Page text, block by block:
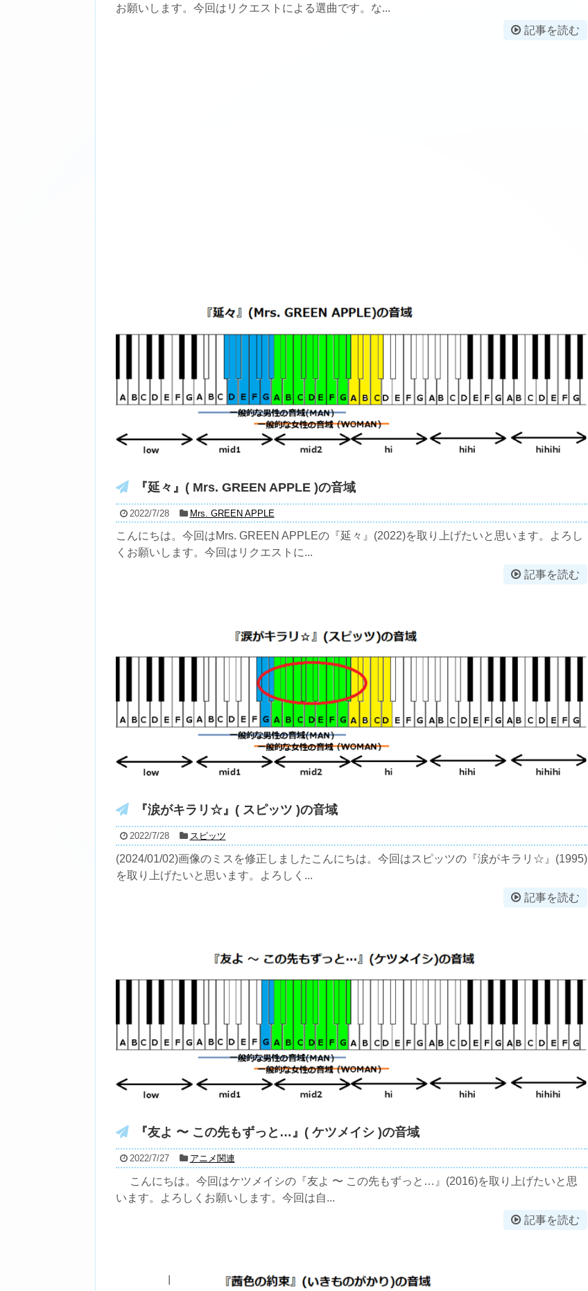
お願いします。今回はリクエストによる選曲です。な...
記事を読む
『延々』( Mrs. GREEN APPLE )の音域
2022/7/28 Mrs. GREEN APPLE
こんにちは。今回はMrs. GREEN APPLEの『延々』(2022)を取り上げたいと思います。よろし
くお願いします。今回はリクエストに...
記事を読む
『涙がキラリ☆』( スピッツ )の音域
2022/7/28 スピッツ
(2024/01/02)画像のミスを修正しましたこんにちは。今回はスピッツの『涙がキラリ☆』(1995)
を取り上げたいと思います。よろしく...
記事を読む
『友よ 〜 この先もずっと…』( ケツメイシ )の音域
2022/7/27 アニメ関連
こんにちは。今回はケツメイシの『友よ 〜 この先もずっと…』(2016)を取り上げたいと思
います。よろしくお願いします。今回は自...
記事を読む